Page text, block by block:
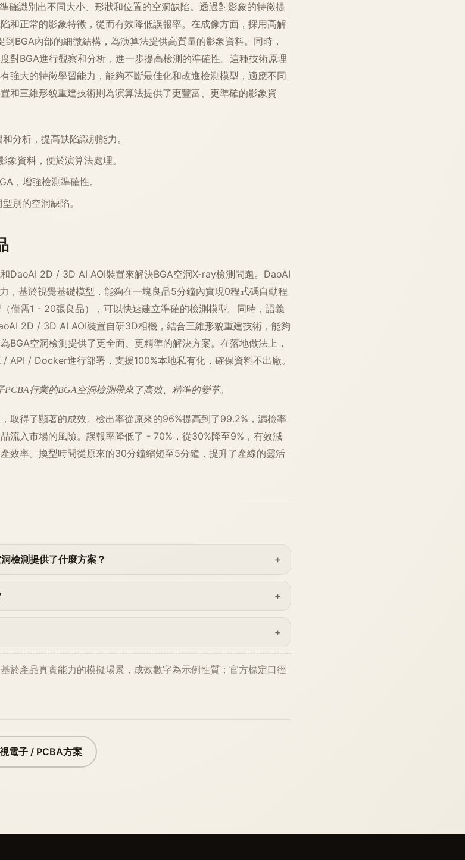
確識別出不同大小、形狀和位置的空洞缺陷。透過對影象的特徵提
和正常的影象特徵，從而有效降低誤報率。在成像方面，採用高解
BGA內部的細微結構，為演算法提供高質量的影象資料。同時，
對BGA進行觀察和分析，進一步提高檢測的準確性。這種技術原理
強大的特徵學習能力，能夠不斷最佳化和改進檢測模型，適應不同
和三維形貌重建技術則為演算法提供了更豐富、更準確的影象資
分析，提高缺陷識別能力。
資料，便於演算法處理。
，增強檢測準確性。
別的空洞缺陷。
DaoAI 2D / 3D AI AOI裝置來解決BGA空洞X-ray檢測問題。DaoAI
，基於視覺基礎模型，能夠在一塊良品5分鐘內實現0程式碼自動程
僅需1 - 20張良品），可以快速建立準確的檢測模型。同時，語義
2D / 3D AI AOI裝置自研3D相機，結合三維形貌重建技術，能夠
BGA空洞檢測提供了更全面、更精準的解決方案。在落地做法上，
API / Docker進行部署，支援100%本地私有化，確保資料不出廠。
行業的BGA空洞檢測帶來了高效、精準的變革。
取得了顯著的成效。檢出率從原來的96%提高到了99.2%，漏檢率
流入市場的風險。誤報率降低了 - 70%，從30%降至9%，有效減
效率。換型時間從原來的30分鐘縮短至5分鐘，提升了產線的靈活
檢測提供了什麼方案？
於產品真實能力的模擬場景，成效數字為示例性質；官方標定口徑
電子 / PCBA方案